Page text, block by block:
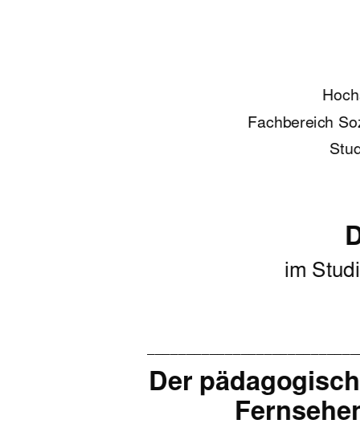
Fachbereich
im
Der